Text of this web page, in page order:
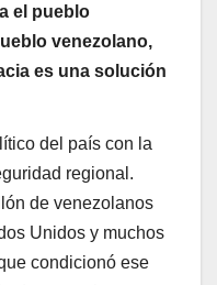
el pueblo
venezolano,
es una solución
del país con la
regional.
de venezolanos
Unidos y muchos
condicionó ese